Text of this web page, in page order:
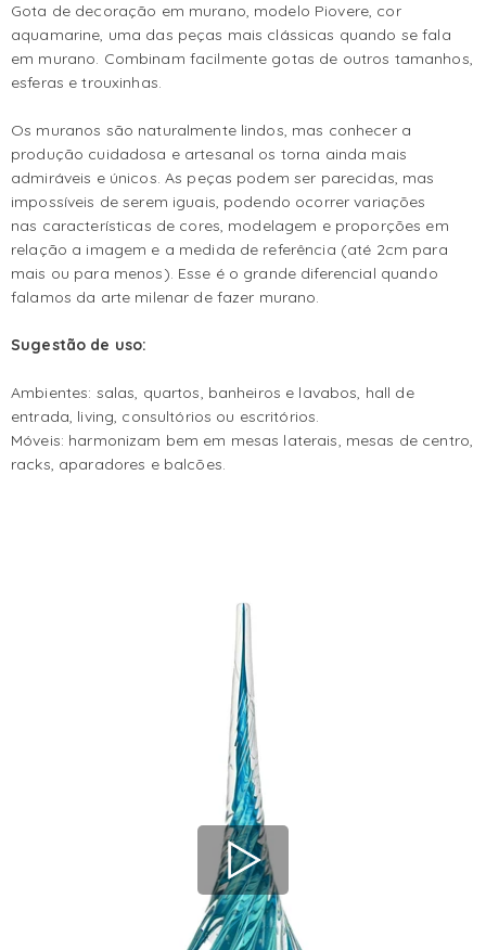
Gota de decoração em murano, modelo Piovere, cor
aquamarine, uma das peças mais clássicas quando se fala
em murano. Combinam facilmente gotas de outros tamanhos,
esferas e trouxinhas.
Os muranos são naturalmente lindos, mas conhecer a
produção cuidadosa e artesanal os torna ainda mais
admiráveis e únicos. As peças podem ser parecidas, mas
impossíveis de serem iguais, podendo ocorrer variações
nas características de cores, modelagem e proporções em
relação a imagem e a medida de referência (até 2cm para
mais ou para menos). Esse é o grande diferencial quando
falamos da arte milenar de fazer murano.
Sugestão de uso:
Ambientes: salas, quartos, banheiros e lavabos, hall de
entrada, living, consultórios ou escritórios.
Móveis: harmonizam bem em mesas laterais, mesas de centro,
racks, aparadores e balcões.